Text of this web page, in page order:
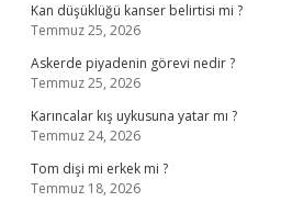
Kan düşüklüğü kanser belirtisi mi ?
Temmuz 25, 2026
Askerde piyadenin görevi nedir ?
Temmuz 25, 2026
Karıncalar kış uykusuna yatar mı ?
Temmuz 24, 2026
Tom dişi mi erkek mi ?
Temmuz 18, 2026